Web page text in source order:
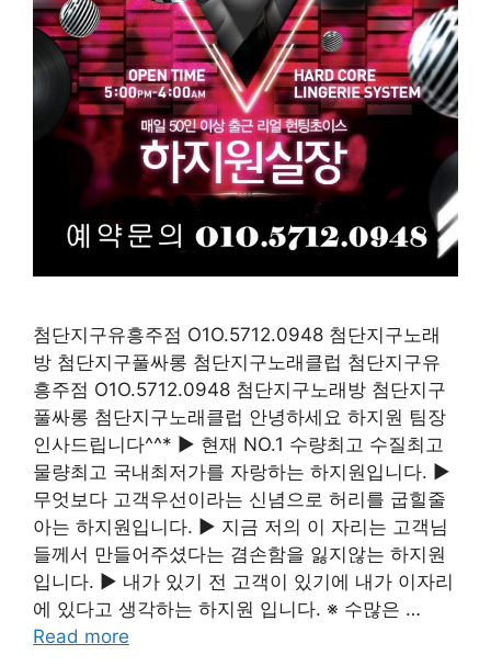
첨단지구유흥주점 O1O.5712.0948 첨단지구노래
방 첨단지구풀싸롱 첨단지구노래클럽 첨단지구유
흥주점 O1O.5712.0948 첨단지구노래방 첨단지구
풀싸롱 첨단지구노래클럽 안녕하세요 하지원 팀장
인사드립니다^^* ▶ 현재 NO.1 수량최고 수질최고
물량최고 국내최저가를 자랑하는 하지원입니다. ▶
무엇보다 고객우선이라는 신념으로 허리를 굽힐줄
아는 하지원입니다. ▶ 지금 저의 이 자리는 고객님
들께서 만들어주셨다는 겸손함을 잃지않는 하지원
입니다. ▶ 내가 있기 전 고객이 있기에 내가 이자리
에 있다고 생각하는 하지원 입니다. ※ 수많은 …
Read more